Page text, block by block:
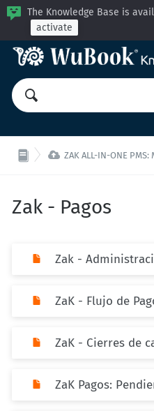
The Knowledge Base is
activate
 ZAK ALL-IN-ONE PMS: Manage your
Zak - Pagos
Zak -
ZaK - Flujo de
ZaK - Cierres de
ZaK Pagos: